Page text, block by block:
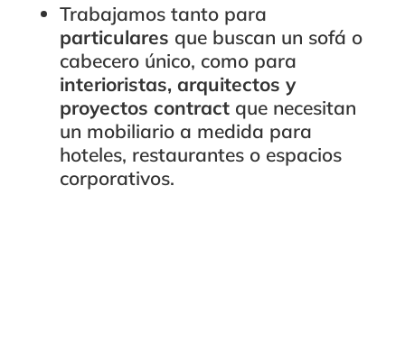
Trabajamos tanto para
particulares que buscan un sofá o
cabecero único, como para
interioristas, arquitectos y
proyectos contractque necesitan
un mobiliario a medida para
hoteles, restaurantes o espacios
corporativos.